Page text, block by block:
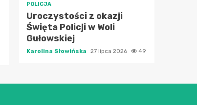
POLICJA
Uroczystości z okazji
Święta Policji w Woli
Gułowskiej
Karolina Słowińska 27 lipca 2026 49